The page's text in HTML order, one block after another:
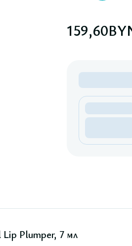
159,60
Plumper, 7 мл